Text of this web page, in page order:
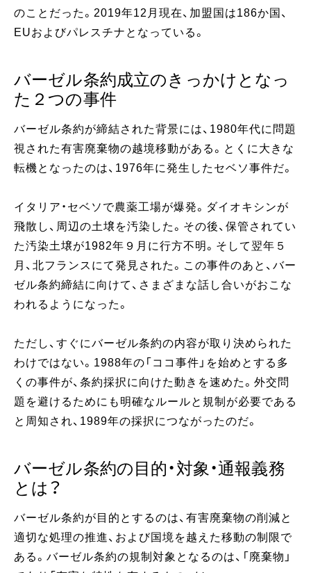
のことだった。2019年12月現在、加盟国は186か国、
EUおよびパレスチナとなっている。
バーゼル条約成立のきっかけとなっ
た２つの事件
バーゼル条約が締結された背景には、1980年代に問題
視された有害廃棄物の越境移動がある。とくに大きな
転機となったのは、1976年に発生したセベソ事件だ。
イタリア・セベソで農薬工場が爆発。ダイオキシンが
飛散し、周辺の土壌を汚染した。その後、保管されてい
た汚染土壌が1982年９月に行方不明。そして翌年５
月、北フランスにて発見された。この事件のあと、バー
ゼル条約締結に向けて、さまざまな話し合いがおこな
われるようになった。
ただし、すぐにバーゼル条約の内容が取り決められた
わけではない。1988年の「ココ事件」を始めとする多
くの事件が、条約採択に向けた動きを速めた。外交問
題を避けるためにも明確なルールと規制が必要である
と周知され、1989年の採択につながったのだ。
バーゼル条約の目的・対象・通報義務
とは？
バーゼル条約が目的とするのは、有害廃棄物の削減と
適切な処理の推進、および国境を越えた移動の制限で
ある。バーゼル条約の規制対象となるのは、「廃棄物」